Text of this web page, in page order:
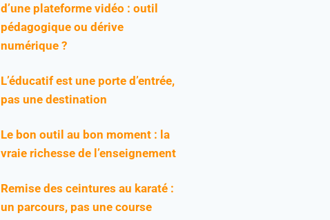
d’une plateforme vidéo : outil
pédagogique ou dérive
numérique ?
L’éducatif est une porte d’entrée,
pas une destination
Le bon outil au bon moment : la
vraie richesse de l’enseignement
Remise des ceintures au karaté :
un parcours, pas une course